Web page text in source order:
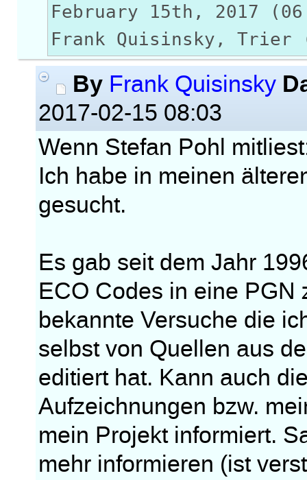
February 15th, 2017
Frank Quisinsky, Trier
By Frank Quisinsky
2017-02-15 08:03
Wenn Stefan Pohl
Ich habe in meinen
gesucht.
Es gab seit dem Jahr
ECO Codes in eine PGN
bekannte Versuche die
selbst von Quellen aus
editiert hat. Kann auch
Aufzeichnungen bzw.
mein Projekt informiert.
mehr informieren (ist